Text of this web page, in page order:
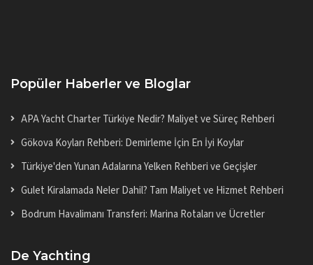
Popüler Haberler ve Bloglar
APA Yacht Charter Türkiye Nedir? Maliyet ve Süreç Rehberi
Gökova Koyları Rehberi: Demirleme İçin En İyi Koylar
Türkiye'den Yunan Adalarına Yelken Rehberi ve Geçişler
Gulet Kiralamada Neler Dahil? Tam Maliyet ve Hizmet Rehberi
Bodrum Havalimanı Transferi: Marina Rotaları ve Ücretler
De Yachting